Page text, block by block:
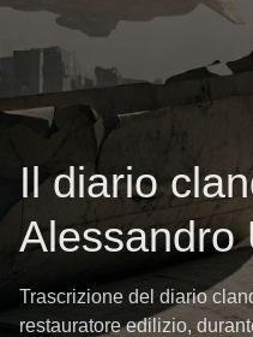
Il diario
Alessandro
Trascrizione del diario
restauratore edilizio,